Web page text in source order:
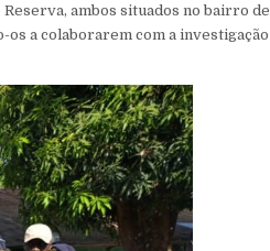
ambos situados no bairro de
os a colaborarem com a investigação